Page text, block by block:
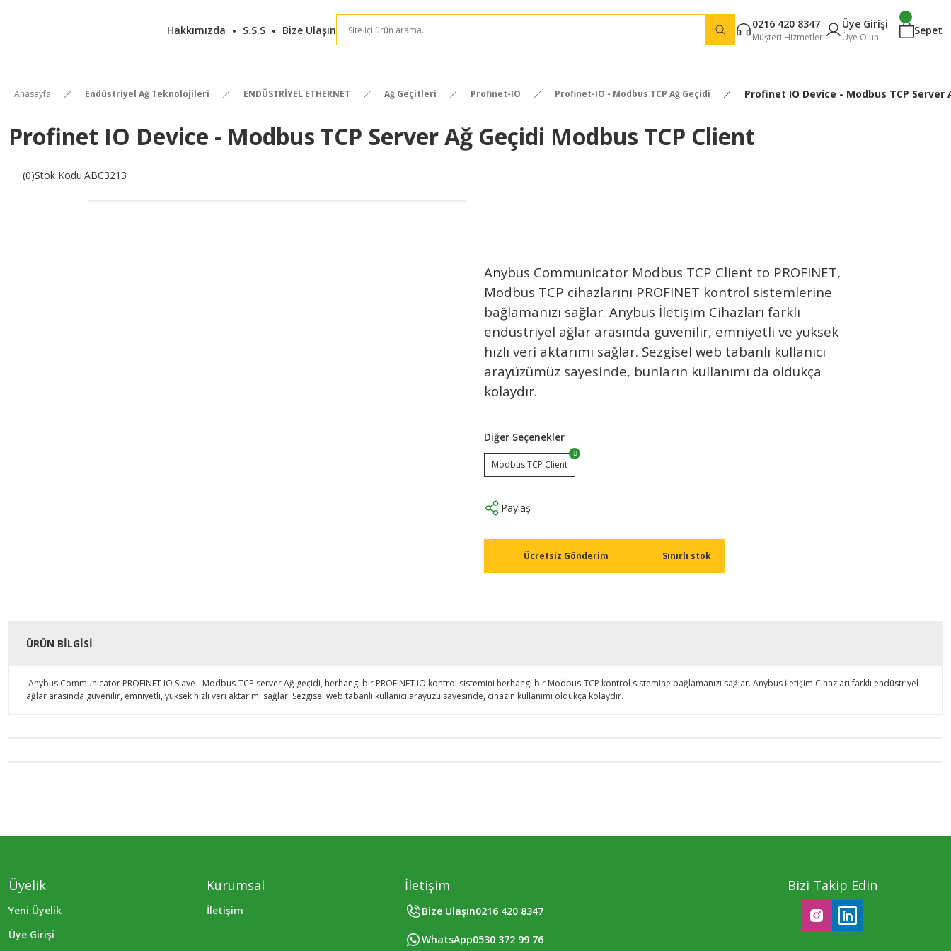
Hakkımızda S.S.S Bize Ulaşın 0216 420 8347
Müşteri Hizmetleri
Üye Girişi
Üye Olun
Sepet
Anasayfa Endüstriyel Ağ Teknolojileri ENDÜSTRİYEL ETHERNET Ağ Geçitleri Profinet-IO Profinet-IO - Modbus TCP Ağ Geçidi Profinet IO Device - Modbus TCP Server
Profinet IO Device - Modbus TCP Server Ağ Geçidi Modbus TCP Client
(0)Stok Kodu:ABC3213
Anybus Communicator Modbus TCP Client to PROFINET,
Modbus TCP cihazlarını PROFINET kontrol sistemlerine
bağlamanızı sağlar. Anybus İletişim Cihazları farklı
endüstriyel ağlar arasında güvenilir, emniyetli ve yüksek
hızlı veri aktarımı sağlar. Sezgisel web tabanlı kullanıcı
arayüzümüz sayesinde, bunların kullanımı da oldukça
kolaydır.
Diğer Seçenekler
Modbus TCP Client
Paylaş
Ücretsiz Gönderim Sınırlı stok
ÜRÜN BILGISI
Anybus Communicator PROFINET IO Slave - Modbus-TCP server Ağ geçidi, herhangi bir PROFINET IO kontrol sistemini herhangi bir Modbus-TCP kontrol sistemine bağlamanızı sağlar. Anybus İletişim Cihazları farklı endüstriyel
ağlar arasında güvenilir, emniyetli, yüksek hızlı veri aktarımı sağlar. Sezgisel web tabanlı kullanıcı arayüzü sayesinde, cihazın kullanımı oldukça kolaydır.
Üyelik
Yeni Üyelik
Üye Girişi
Kurumsal
İletişim
İletişim
Bize Ulaşın0216 420 8347
WhatsApp0530 372 99 76
Bizi Takip Edin